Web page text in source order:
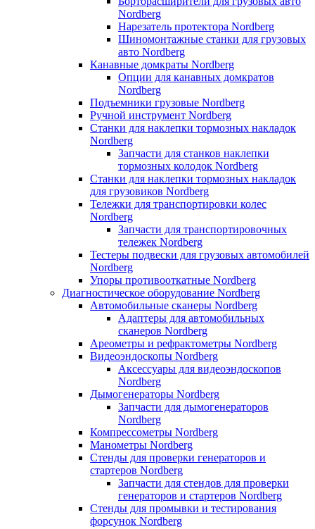
Nordberg
Нарезатель протектора Nordberg
Шиномонтажные станки для грузовых
авто Nordberg
Канавные домкраты Nordberg
Опции для канавных домкратов
Nordberg
Подъемники грузовые Nordberg
Ручной инструмент Nordberg
Станки для наклепки тормозных накладок
Nordberg
Запчасти для станков наклепки
тормозных колодок Nordberg
Станки для наклепки тормозных накладок
для грузовиков Nordberg
Тележки для транспортировки колес
Nordberg
Запчасти для транспортировочных
тележек Nordberg
Тестеры подвески для грузовых автомобилей
Nordberg
Упоры противооткатные Nordberg
Диагностическое оборудование Nordberg
Автомобильные сканеры Nordberg
Адаптеры для автомобильных
сканеров Nordberg
Ареометры и рефрактометры Nordberg
Видеоэндоскопы Nordberg
Аксессуары для видеоэндоскопов
Nordberg
Дымогенераторы Nordberg
Запчасти для дымогенераторов
Nordberg
Компрессометры Nordberg
Манометры Nordberg
Стенды для проверки генераторов и
стартеров Nordberg
Запчасти для стендов для проверки
генераторов и стартеров Nordberg
Стенды для промывки и тестирования
форсунок Nordberg